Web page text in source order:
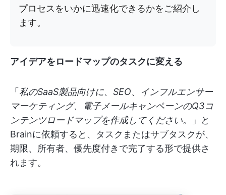
プロセスをいかに迅速化できるかをご紹介し
ます。
アイデアをロードマップのタスクに変える
「 私のSaaS製品向けに、SEO、インフルエンサー
マーケティング、電子メールキャンペーンのQ3コ
ンテンツロードマップを作成してください。
」と
Brainに依頼すると、タスクまたはサブタスクが、
期限、所有者、優先度付きで完了する形で提供さ
れます。